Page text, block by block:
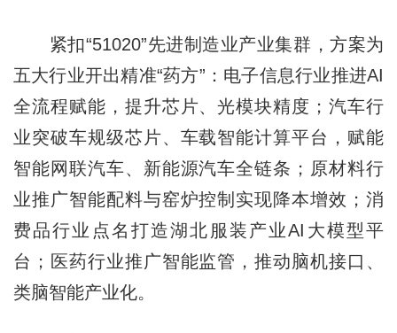
紧扣“51020”先进制造业产业集群，方案为
五大行业开出精准“药方”：电子信息行业推进AI
全流程赋能，提升芯片、光模块精度；汽车行
业突破车规级芯片、车载智能计算平台，赋能
智能网联汽车、新能源汽车全链条；原材料行
业推广智能配料与窑炉控制实现降本增效；消
费品行业点名打造湖北服装产业AI大模型平
台；医药行业推广智能监管，推动脑机接口、
类脑智能产业化。